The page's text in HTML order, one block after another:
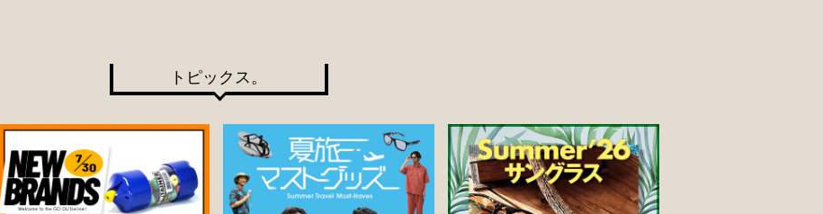
トピックス。